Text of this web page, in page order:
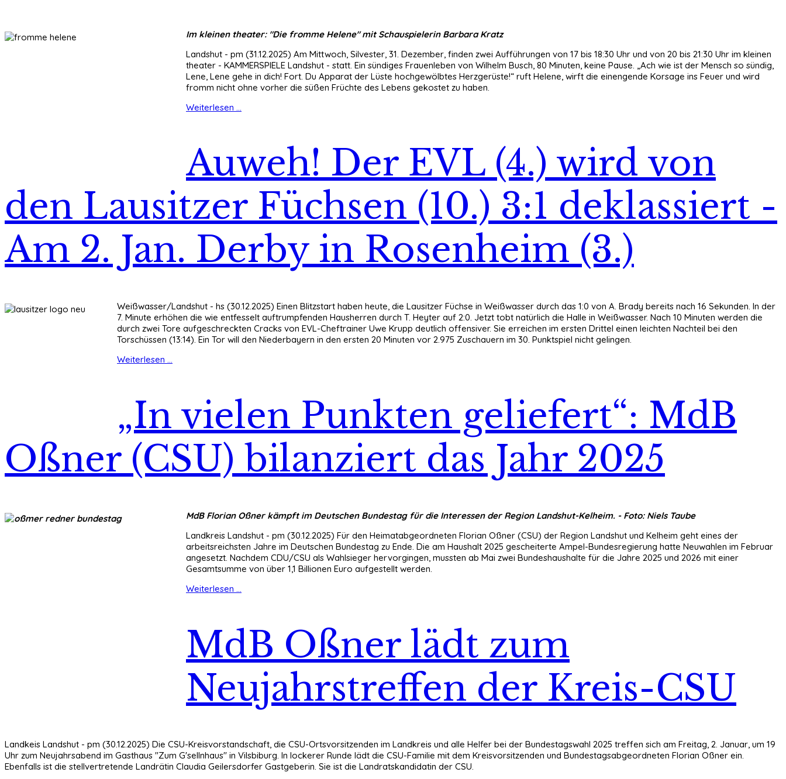
Im kleinen theater: "Die fromme Helene" mit Schauspielerin Barbara Kratz
Landshut - pm (31.12.2025) Am Mittwoch, Silvester, 31. Dezember, finden zwei Aufführungen von 17 bis 18:30 Uhr und von 20 bis 21:30 Uhr im kleinen
theater - KAMMERSPIELE Landshut - statt. Ein sündiges Frauenleben von Wilhelm Busch, 80 Minuten, keine Pause. „Ach wie ist der Mensch so sündig,
Lene, Lene gehe in dich! Fort. Du Apparat der Lüste hochgewölbtes Herzgerüste!“ ruft Helene, wirft die einengende Korsage ins Feuer und wird
fromm nicht ohne vorher die süßen Früchte des Lebens gekostet zu haben.
Weiterlesen ...
Auweh! Der EVL (4.) wird von
den Lausitzer Füchsen (10.) 3:1 deklassiert -
Am 2. Jan. Derby in Rosenheim (3.)
Weißwasser/Landshut - hs (30.12.2025) Einen Blitzstart haben heute, die Lausitzer Füchse in Weißwasser durch das 1:0 von A. Brady bereits nach 16 Sekunden. In der
7. Minute erhöhen die wie entfesselt auftrumpfenden Hausherren durch T. Heyter auf 2:0. Jetzt tobt natürlich die Halle in Weißwasser. Nach 10 Minuten werden die
durch zwei Tore aufgeschreckten Cracks von EVL-Cheftrainer Uwe Krupp deutlich offensiver. Sie erreichen im ersten Drittel einen leichten Nachteil bei den
Torschüssen (13:14). Ein Tor will den Niederbayern in den ersten 20 Minuten vor 2.975 Zuschauern im 30. Punktspiel nicht gelingen.
Weiterlesen ...
„In vielen Punkten geliefert“: MdB
Oßner (CSU) bilanziert das Jahr 2025
MdB Florian Oßner kämpft im Deutschen Bundestag für die Interessen der Region Landshut-Kelheim. - Foto: Niels Taube
Landkreis Landshut - pm (30.12.2025) Für den Heimatabgeordneten Florian Oßner (CSU) der Region Landshut und Kelheim geht eines der
arbeitsreichsten Jahre im Deutschen Bundestag zu Ende. Die am Haushalt 2025 gescheiterte Ampel-Bundesregierung hatte Neuwahlen im Februar
angesetzt. Nachdem CDU/CSU als Wahlsieger hervorgingen, mussten ab Mai zwei Bundeshaushalte für die Jahre 2025 und 2026 mit einer
Gesamtsumme von über 1,1 Billionen Euro aufgestellt werden.
Weiterlesen ...
MdB Oßner lädt zum
Neujahrstreffen der Kreis-CSU
Landkeis Landshut - pm (30.12.2025) Die CSU-Kreisvorstandschaft, die CSU-Ortsvorsitzenden im Landkreis und alle Helfer bei der Bundestagswahl 2025 treffen sich am Freitag, 2. Januar, um 19
Uhr zum Neujahrsabend im Gasthaus "Zum G'sellnhaus" in Vilsbiburg. In lockerer Runde lädt die CSU-Familie mit dem Kreisvorsitzenden und Bundestagsabgeordneten Florian Oßner ein.
Ebenfalls ist die stellvertretende Landrätin Claudia Geilersdorfer Gastgeberin. Sie ist die Landratskandidatin der CSU.